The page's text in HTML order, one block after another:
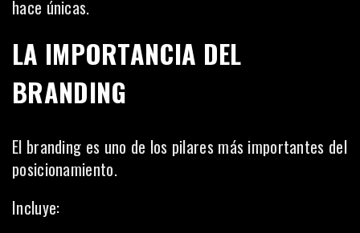
hace únicas.
LA IMPORTANCIA DEL
BRANDING
El branding es uno de los pilares más importantes del
posicionamiento.
Incluye: